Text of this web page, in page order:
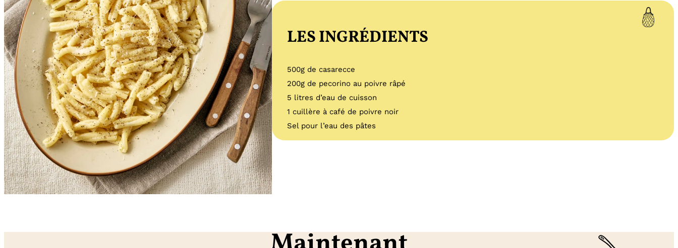
LES INGRÉDIENTS
500g de casarecce
200g de pecorino au poivre râpé
5 litres d’eau de cuisson
1 cuillère à café de poivre noir
Sel pour l’eau des pâtes